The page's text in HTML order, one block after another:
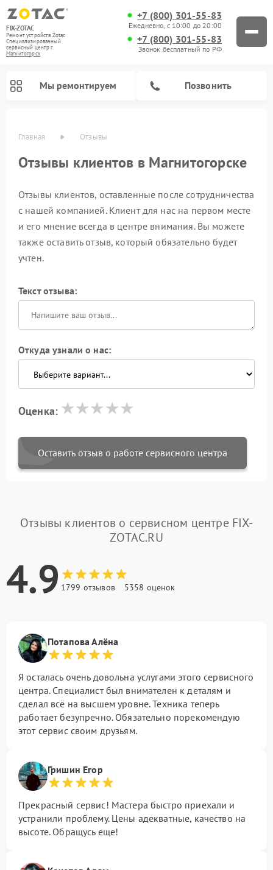
FIX-ZOTAC
Ремонт устройств Zotac
Специализированный
cервисный центр г.
Магнитогорск
+7 (800) 301-55-83
Ежедневно, с 10:00 до 20:00
+7 (800) 301-55-83
Звонок бесплатный по РФ
Мы ремонтируем Позвонить
Главная Отзывы
Отзывы клиентов в Магнитогорске
Отзывы клиентов, оставленные после сотрудничества
с нашей компанией. Клиент для нас на первом месте
и его мнение всегда в центре внимания. Вы можете
также оставить отзыв, который обязательно будет
учтен.
Текст отзыва:
Откуда узнали о нас:
Оценка:
Оставить отзыв о работе сервисного центра
Отзывы клиентов о сервисном центре FIX-
ZOTAC.RU
4.9 1799 отзывов 5358 оценок
Потапова Алёна
Я осталась очень довольна услугами этого сервисного
центра. Специалист был внимателен к деталям и
сделал всё на высшем уровне. Техника теперь
работает безупречно. Обязательно порекомендую
этот сервис своим друзьям.
Гришин Егор
Прекрасный сервис! Мастера быстро приехали и
устранили проблему. Цены адекватные, качество на
высоте. Обращусь еще!